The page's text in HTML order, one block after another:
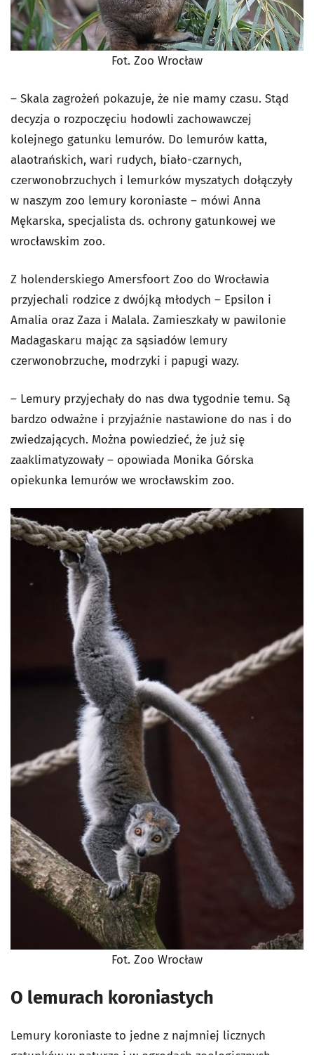
Fot. Zoo Wrocław
– Skala zagrożeń pokazuje, że nie mamy czasu. Stąd
decyzja o rozpoczęciu hodowli zachowawczej
kolejnego gatunku lemurów. Do lemurów katta,
alaotrańskich, wari rudych, biało-czarnych,
czerwonobrzuchych i lemurków myszatych dołączyły
w naszym zoo lemury koroniaste – mówi Anna
Mękarska, specjalista ds. ochrony gatunkowej we
wrocławskim zoo.
Z holenderskiego Amersfoort Zoo do Wrocławia
przyjechali rodzice z dwójką młodych – Epsilon i
Amalia oraz Zaza i Malala. Zamieszkały w pawilonie
Madagaskaru mając za sąsiadów lemury
czerwonobrzuche, modrzyki i papugi wazy.
– Lemury przyjechały do nas dwa tygodnie temu. Są
bardzo odważne i przyjaźnie nastawione do nas i do
zwiedzających. Można powiedzieć, że już się
zaaklimatyzowały – opowiada Monika Górska
opiekunka lemurów we wrocławskim zoo.
Fot. Zoo Wrocław
O lemurach koroniastych
Lemury koroniaste to jedne z najmniej licznych